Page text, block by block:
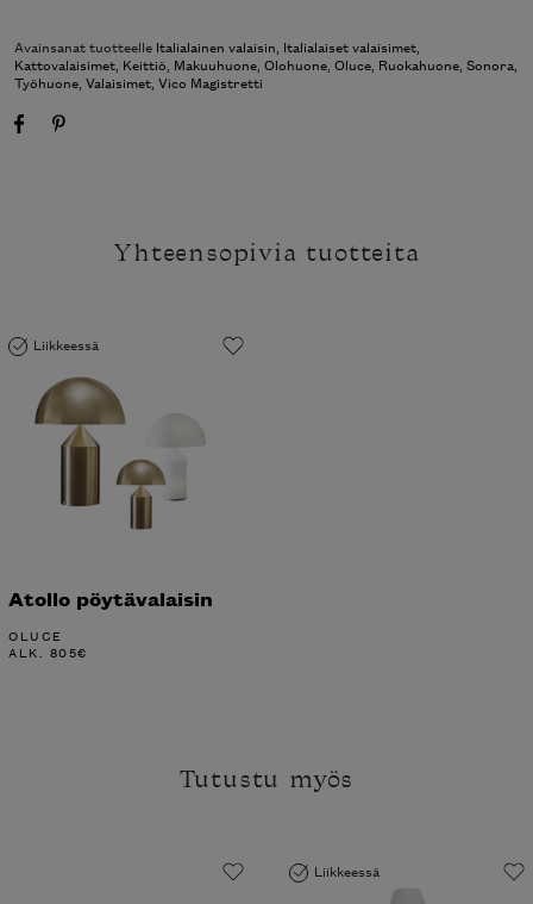
Avainsanat tuotteelle Italialainen valaisin, Italialaiset valaisimet,
Kattovalaisimet, Keittiö, Makuuhuone, Olohuone, Oluce, Ruokahuone, Sonora,
Työhuone, Valaisimet, Vico Magistretti
Yhteensopivia tuotteita
Liikkeessä
Atollo pöytävalaisin
OLUCE
ALK. 805€
Tutustu myös
Liikkeessä